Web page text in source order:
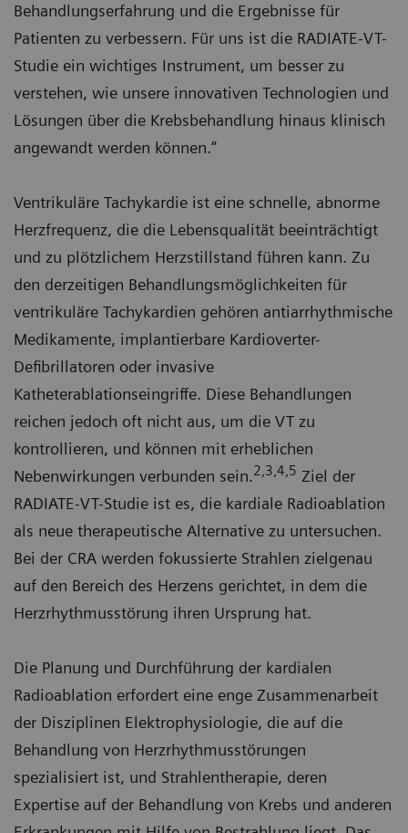
Behandlungserfahrung und die Ergebnisse für
Patienten zu verbessern. Für uns ist die RADIATE-VT-
Studie ein wichtiges Instrument, um besser zu
verstehen, wie unsere innovativen Technologien und
Lösungen über die Krebsbehandlung hinaus klinisch
angewandt werden können.“
Ventrikuläre Tachykardie ist eine schnelle, abnorme
Herzfrequenz, die die Lebensqualität beeinträchtigt
und zu plötzlichem Herzstillstand führen kann. Zu
den derzeitigen Behandlungsmöglichkeiten für
ventrikuläre Tachykardien gehören antiarrhythmische
Medikamente, implantierbare Kardioverter-
Defibrillatoren oder invasive
Katheterablationseingriffe. Diese Behandlungen
reichen jedoch oft nicht aus, um die VT zu
kontrollieren, und können mit erheblichen
Nebenwirkungen verbunden sein.2,3,4,5 Ziel der
RADIATE-VT-Studie ist es, die kardiale Radioablation
als neue therapeutische Alternative zu untersuchen.
Bei der CRA werden fokussierte Strahlen zielgenau
auf den Bereich des Herzens gerichtet, in dem die
Herzrhythmusstörung ihren Ursprung hat.
Die Planung und Durchführung der kardialen
Radioablation erfordert eine enge Zusammenarbeit
der Disziplinen Elektrophysiologie, die auf die
Behandlung von Herzrhythmusstörungen
spezialisiert ist, und Strahlentherapie, deren
Expertise auf der Behandlung von Krebs und anderen